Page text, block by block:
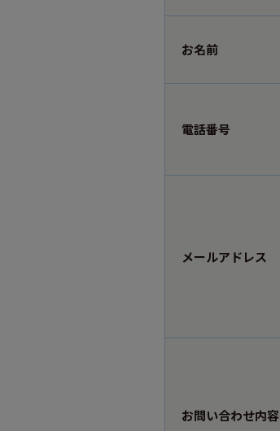
お名前
電話番号
メールアドレス
お問い合わせ内容